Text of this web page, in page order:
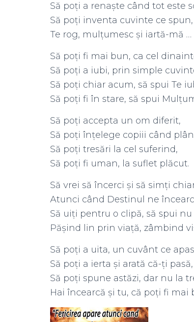
Să poți a renaște când tot este
Să poți inventa cuvinte ce spun,
Te rog, mulțumesc și iartă-mă …
Să poți fi mai bun, ca cel
Să poți a iubi, prin simple
Să poți chiar acum, să spui Te
Să poți fi în stare, să spui
Să poți accepta un om diferit,
Să poți înțelege copiii când
Să poți tresări la cel suferind,
Să poți fi uman, la suflet plăcut.
Să vrei să încerci și să simți
Atunci când Destinul ne
Să uiți pentru o clipă, să spui
Pășind lin prin viață, zâmbind
Să poți a uita, un cuvânt ce
Să poți a ierta și arată că-ți pasă,
Să poți spune astăzi, dar nu la
Hai încearcă și tu, că poți fi mai